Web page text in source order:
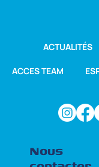
ACTUALITÉS
ACCES TEAM
Nous